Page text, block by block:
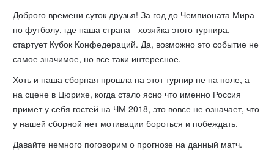
Доброго времени суток друзья! За год до Чемпионата Мира
по футболу, где наша страна - хозяйка этого турнира,
стартует Кубок Конфедераций. Да, возможно это событие не
самое значимое, но все таки интересное.
Хоть и наша сборная прошла на этот турнир не на поле, а
на сцене в Цюрихе, когда стало ясно что именно Россия
примет у себя гостей на ЧМ 2018, это вовсе не означает, что
у нашей сборной нет мотивации бороться и побеждать.
Давайте немного поговорим о прогнозе на данный матч.